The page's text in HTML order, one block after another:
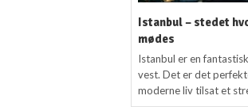
Istanbul – stedet
mødes
Istanbul er en
vest. Det er det
moderne liv tilsat et